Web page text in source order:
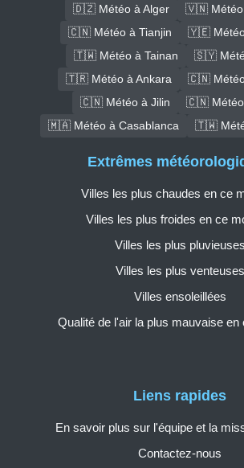
🇩🇿 Météo à Alger
🇻🇳 Météo
🇨🇳 Météo à Tianjin
🇾🇪 Météo
🇹🇼 Météo à Tainan
🇸🇾
🇹🇷 Météo à Ankara
🇨🇳 Météo
🇨🇳 Météo à Jilin
🇨🇳 Météo
🇲🇦 Météo à Casablanca
🇹🇼
Liens rapides
En savoir plus sur l'équipe et la
Contactez-nous
Extrêmes
Villes les plus chaudes en ce
Villes les plus froides en ce
Villes les plus pluvieuses
Villes les plus venteuses
Villes ensoleillées
Qualité de l'air la plus mauvaise en